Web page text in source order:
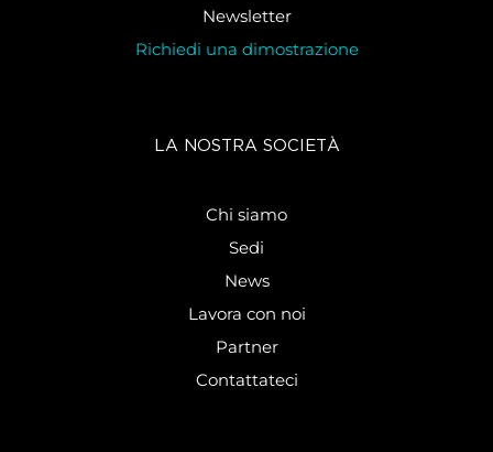
Newsletter
Richiedi una dimostrazione
LA NOSTRA SOCIETÀ
Chi siamo
Sedi
News
Lavora con noi
Partner
Contattateci